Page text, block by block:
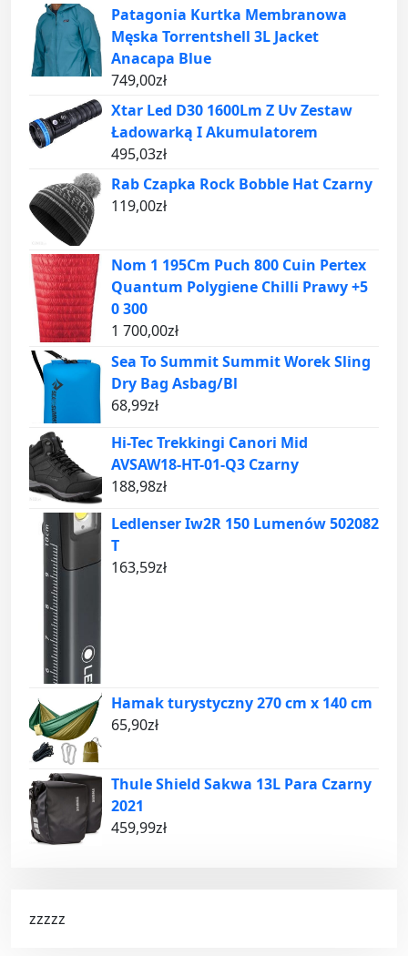
Patagonia Kurtka Membranowa
Męska Torrentshell 3L Jacket
Anacapa Blue
749,00zł
Xtar Led D30 1600Lm Z Uv Zestaw
Ładowarką I Akumulatorem
495,03zł
Rab Czapka Rock Bobble Hat Czarny
119,00zł
Nom 1 195Cm Puch 800 Cuin Pertex
Quantum Polygiene Chilli Prawy +5
0 300
1 700,00zł
Sea To Summit Summit Worek Sling
Dry Bag Asbag/Bl
68,99zł
Hi-Tec Trekkingi Canori Mid
AVSAW18-HT-01-Q3 Czarny
188,98zł
Ledlenser Iw2R 150 Lumenów 502082
T
163,59zł
Hamak turystyczny 270 cm x 140 cm
65,90zł
Thule Shield Sakwa 13L Para Czarny
2021
459,99zł
zzzzz